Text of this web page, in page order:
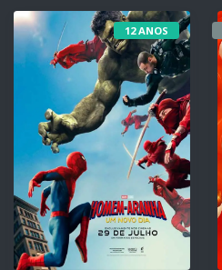
12 ANOS